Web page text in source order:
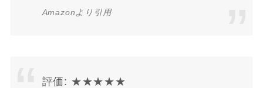
Amazonより引用
評価: ★★★★★